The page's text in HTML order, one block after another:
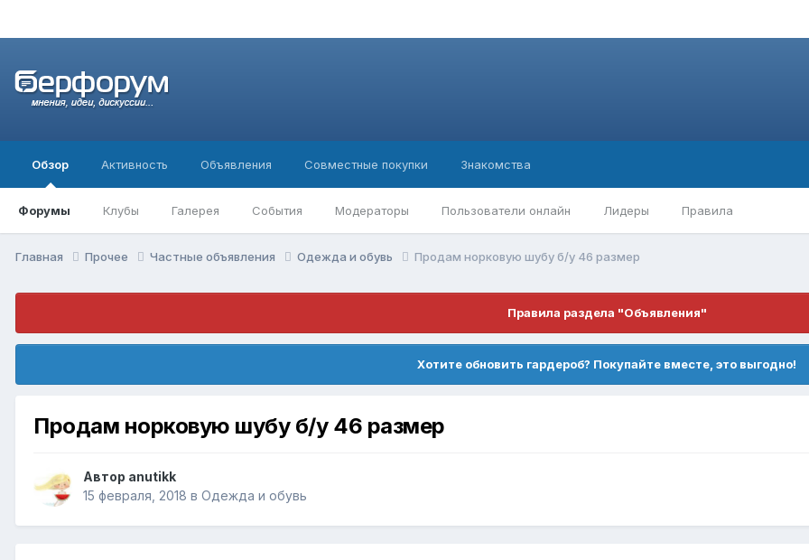
Обзор
Форумы Клубы Галерея События Модераторы Пользователи онлайн Лидеры Правила
Активность Объявления Совместные покупки Знакомства
Главная Прочее Частные объявления Одежда и обувь Продам норковую шубу б/у 46 размер
Правила раздела "Объявления"
Хотите обновить гардероб? Покупайте вместе, это выгодно!
Продам норковую шубу б/у 46 размер
Автор anutikk
15 февраля, 2018 в Одежда и обувь